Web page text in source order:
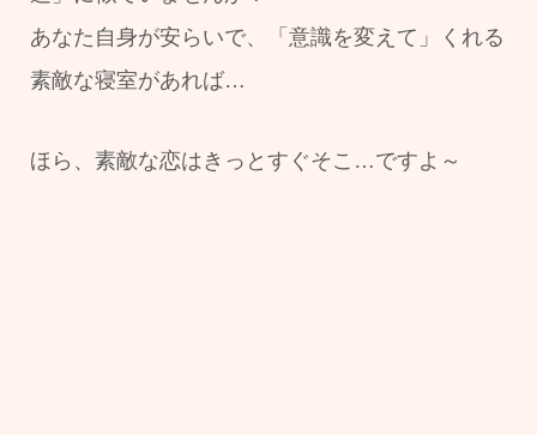
あなた自身が安らいで、「意識を変えて」くれる
素敵な寝室があれば…
ほら、素敵な恋はきっとすぐそこ…ですよ～